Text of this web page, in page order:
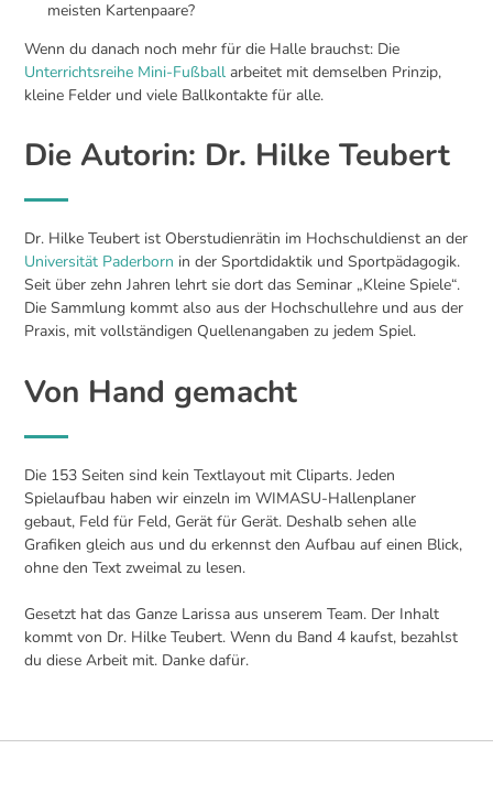
meisten Kartenpaare?
Wenn du danach noch mehr für die Halle brauchst: Die
Unterrichtsreihe Mini-Fußball arbeitet mit demselben Prinzip,
kleine Felder und viele Ballkontakte für alle.
Die Autorin: Dr. Hilke Teubert
Dr. Hilke Teubert ist Oberstudienrätin im Hochschuldienst an der
Universität Paderborn in der Sportdidaktik und Sportpädagogik.
Seit über zehn Jahren lehrt sie dort das Seminar „Kleine Spiele“.
Die Sammlung kommt also aus der Hochschullehre und aus der
Praxis, mit vollständigen Quellenangaben zu jedem Spiel.
Von Hand gemacht
Die 153 Seiten sind kein Textlayout mit Cliparts. Jeden
Spielaufbau haben wir einzeln im WIMASU-Hallenplaner
gebaut, Feld für Feld, Gerät für Gerät. Deshalb sehen alle
Grafiken gleich aus und du erkennst den Aufbau auf einen Blick,
ohne den Text zweimal zu lesen.
Gesetzt hat das Ganze Larissa aus unserem Team. Der Inhalt
kommt von Dr. Hilke Teubert. Wenn du Band 4 kaufst, bezahlst
du diese Arbeit mit. Danke dafür.